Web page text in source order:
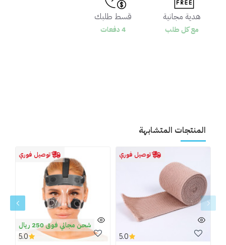
هدية مجانية
مع كل طلب
قسط طلبك
4 دفعات
المنتجات المتشابهة
توصيل فوري
5.0
توصيل فوري
شحن مجاني فوق 250 ريال
5.0